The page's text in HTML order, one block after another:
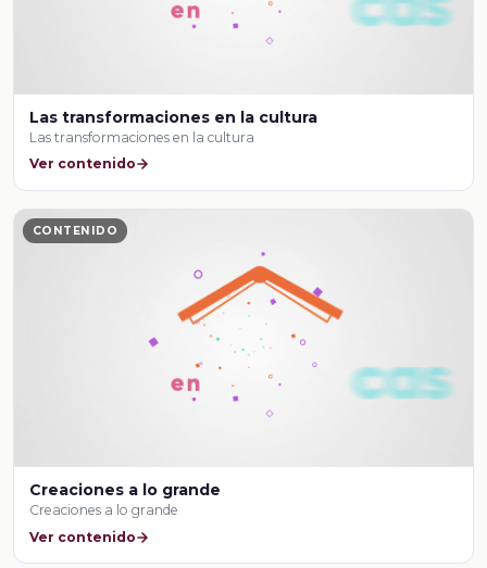
Las transformaciones en la cultura
Las transformaciones en la cultura
Ver contenido
CONTENIDO
Creaciones a lo grande
Creaciones a lo grande
Ver contenido